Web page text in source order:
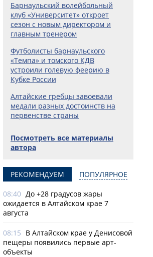
Барнаульский волейбольный
клуб «Университет» откроет
сезон с новым директором и
главным тренером
Футболисты барнаульского
«Темпа» и томского КДВ
устроили голевую феерию в
Кубке России
Алтайские гребцы завоевали
медали разных достоинств на
первенстве страны
Посмотреть все материалы
автора
РЕКОМЕНДУЕМ ПОПУЛЯРНОЕ
08:40 До +28 градусов жары
ожидается в Алтайском крае 7
августа
08:15 В Алтайском крае у Денисовой
пещеры появились первые арт-
объекты